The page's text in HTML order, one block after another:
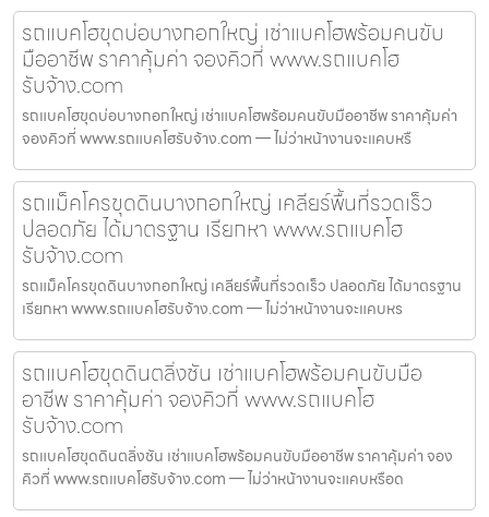
รถแบคโฮขุดบ่อบางกอกใหญ่ เช่าแบคโฮพร้อมคนขับ
มืออาชีพ ราคาคุ้มค่า จองคิวที่ www.รถแบคโฮ
รับจ้าง.com
รถแบคโฮขุดบ่อบางกอกใหญ่ เช่าแบคโฮพร้อมคนขับมืออาชีพ ราคาคุ้มค่า
จองคิวที่ www.รถแบคโฮรับจ้าง.com — ไม่ว่าหน้างานจะแคบหรื
รถแม็คโครขุดดินบางกอกใหญ่ เคลียร์พื้นที่รวดเร็ว
ปลอดภัย ได้มาตรฐาน เรียกหา www.รถแบคโฮ
รับจ้าง.com
รถแม็คโครขุดดินบางกอกใหญ่ เคลียร์พื้นที่รวดเร็ว ปลอดภัย ได้มาตรฐาน
เรียกหา www.รถแบคโฮรับจ้าง.com — ไม่ว่าหน้างานจะแคบหร
รถแบคโฮขุดดินตลิ่งชัน เช่าแบคโฮพร้อมคนขับมือ
อาชีพ ราคาคุ้มค่า จองคิวที่ www.รถแบคโฮ
รับจ้าง.com
รถแบคโฮขุดดินตลิ่งชัน เช่าแบคโฮพร้อมคนขับมืออาชีพ ราคาคุ้มค่า จอง
คิวที่ www.รถแบคโฮรับจ้าง.com — ไม่ว่าหน้างานจะแคบหรือด